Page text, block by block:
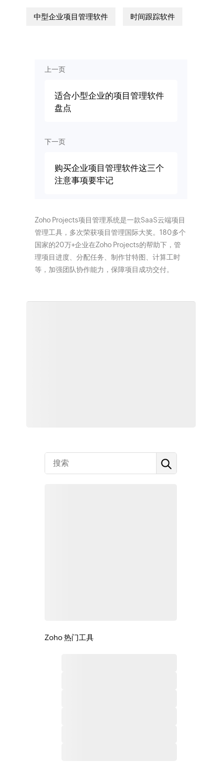
中型企业项目管理软件 时间跟踪软件
上一页
适合小型企业的项目管理软件
盘点
下一页
购买企业项目管理软件这三个
注意事项要牢记
Zoho Projects项目管理系统是一款SaaS云端项目
管理工具，多次荣获项目管理国际大奖。180多个
国家的20万+企业在Zoho Projects的帮助下，管
理项目进度、分配任务、制作甘特图、计算工时
等，加强团队协作能力，保障项目成功交付。
Zoho 热门工具